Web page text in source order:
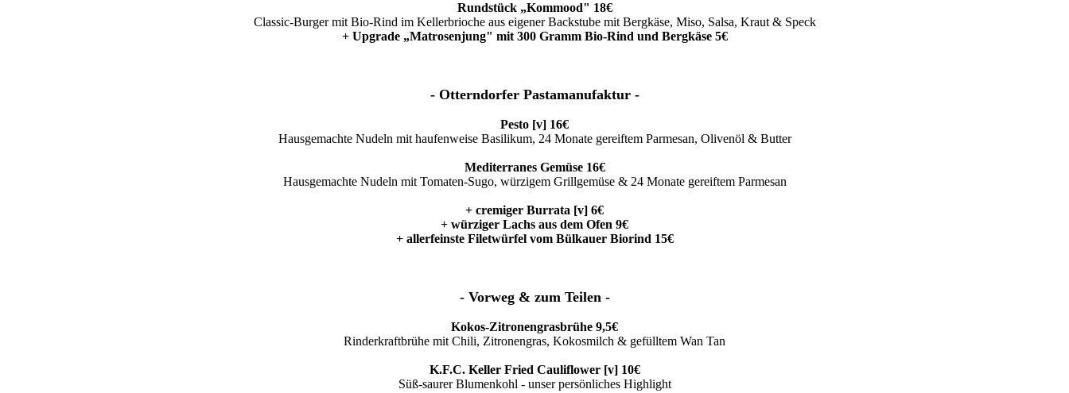
Rundstück „Kommood" 18€
Classic-Burger mit Bio-Rind im Kellerbrioche aus eigener Backstube mit Bergkäse, Miso, Salsa, Kraut & Speck
+ Upgrade „Matrosenjung" mit 300 Gramm Bio-Rind und Bergkäse 5€
- Otterndorfer Pastamanufaktur -
Pesto [v] 16€
Hausgemachte Nudeln mit haufenweise Basilikum, 24 Monate gereiftem Parmesan, Olivenöl & Butter
Mediterranes Gemüse 16€
Hausgemachte Nudeln mit Tomaten-Sugo, würzigem Grillgemüse & 24 Monate gereiftem Parmesan
+ cremiger Burrata [v] 6€
+ würziger Lachs aus dem Ofen 9€
+ allerfeinste Filetwürfel vom Bülkauer Biorind 15€
- Vorweg & zum Teilen -
Kokos-Zitronengrasbrühe 9,5€
Rinderkraftbrühe mit Chili, Zitronengras, Kokosmilch & gefülltem Wan Tan
K.F.C. Keller Fried Cauliflower [v] 10€
Süß-saurer Blumenkohl - unser persönliches Highlight